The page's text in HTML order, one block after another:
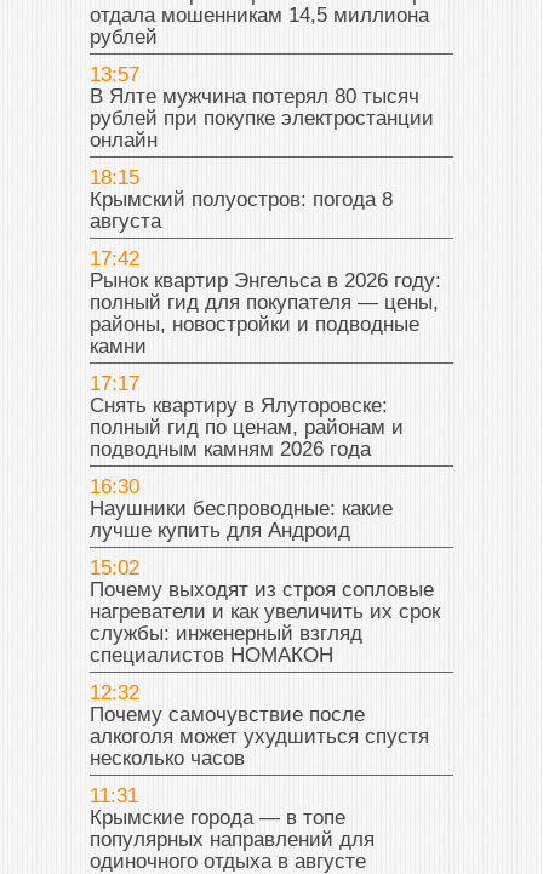
отдала мошенникам 14,5 миллиона
рублей
13:57
В Ялте мужчина потерял 80 тысяч
рублей при покупке электростанции
онлайн
18:15
Крымский полуостров: погода 8
августа
17:42
Рынок квартир Энгельса в 2026 году:
полный гид для покупателя — цены,
районы, новостройки и подводные
камни
17:17
Снять квартиру в Ялуторовске:
полный гид по ценам, районам и
подводным камням 2026 года
16:30
Наушники беспроводные: какие
лучше купить для Андроид
15:02
Почему выходят из строя сопловые
нагреватели и как увеличить их срок
службы: инженерный взгляд
специалистов НОМАКОН
12:32
Почему самочувствие после
алкоголя может ухудшиться спустя
несколько часов
11:31
Крымские города — в топе
популярных направлений для
одиночного отдыха в августе